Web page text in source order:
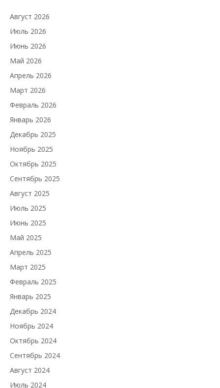
Август 2026
Июль 2026
Июнь 2026
Май 2026
Апрель 2026
Март 2026
Февраль 2026
Январь 2026
Декабрь 2025
Ноябрь 2025
Октябрь 2025
Сентябрь 2025
Август 2025
Июль 2025
Июнь 2025
Май 2025
Апрель 2025
Март 2025
Февраль 2025
Январь 2025
Декабрь 2024
Ноябрь 2024
Октябрь 2024
Сентябрь 2024
Август 2024
Июль 2024